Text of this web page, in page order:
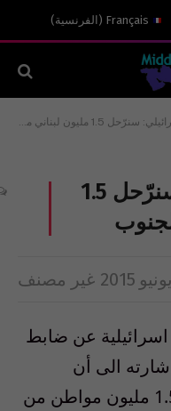
Français
( الفرنسية)
1.5 مليون لبناني من الجنوب
ضابط اسرائيلي: سنرّحل 1.5
غير مصنف
عن ضابط
الى أن
“الجيش الإسرائيلي سيرحل 1.5 مليون مواطن من